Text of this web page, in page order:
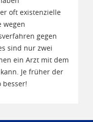
oft existenzielle
wegen
gegen
sind nur zwei
ein Arzt mit dem
Je früher der
besser!